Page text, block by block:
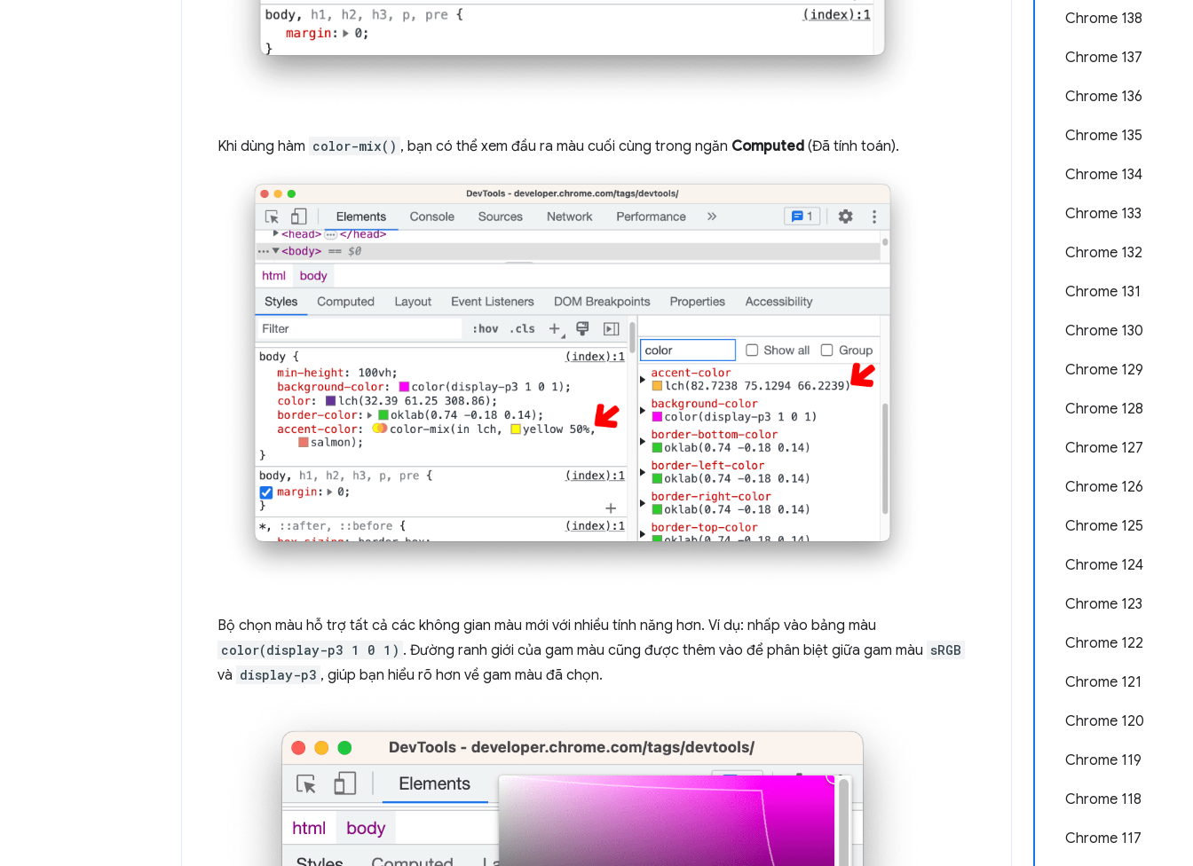
Chrome 138
Chrome 137
Chrome 136
Chrome 135
Chrome 134
Chrome 133
Chrome 132
Chrome 131
Chrome 130
Chrome 129
Chrome 128
Chrome 127
Chrome 126
Chrome 125
Chrome 124
Chrome 123
Chrome 122
Chrome 121
Chrome 120
Chrome 119
Chrome 118
Chrome 117
Khi dùng hàm color-mix() , bạn có thể xem đầu ra màu cuối cùng trong ngăn Computed (Đã tính toán).
Bộ chọn màu hỗ trợ tất cả các không gian màu mới với nhiều tính năng hơn. Ví dụ: nhấp vào bảng màu
color(display-p3 1 0 1) . Đường ranh giới của gam màu cũng được thêm vào để phân biệt giữa gam màu sRGB
và display-p3 , giúp bạn hiểu rõ hơn về gam màu đã chọn.